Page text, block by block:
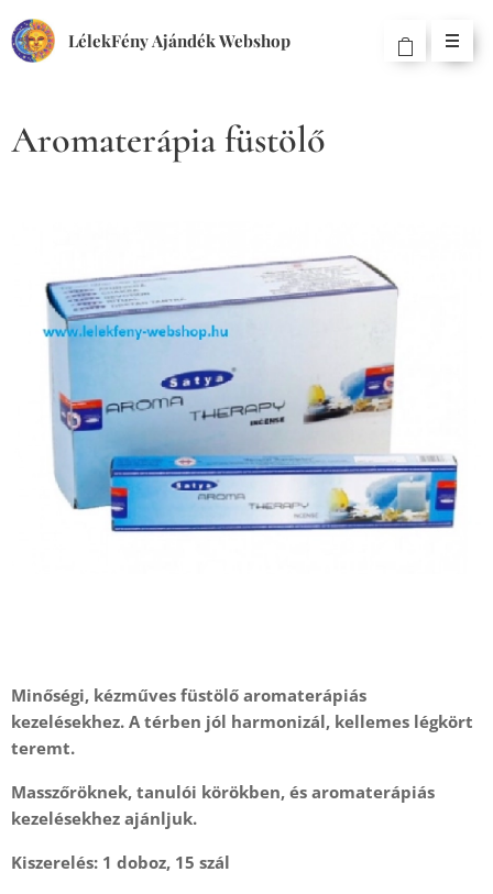
LélekFény Ajándék Webshop
Aromaterápia füstölő
Minőségi, kézműves füstölő aromaterápiás
kezelésekhez. A térben jól harmonizál, kellemes légkört
teremt.
Masszőröknek, tanulói körökben, és aromaterápiás
kezelésekhez ajánljuk.
Kiszerelés: 1 doboz, 15 szál